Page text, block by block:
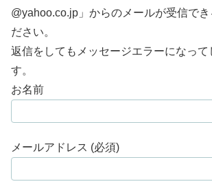
@yahoo.co.jp」からのメールが受信でき
ださい。
返信をしてもメッセージエラーになって
す。
お名前
メールアドレス (必須)